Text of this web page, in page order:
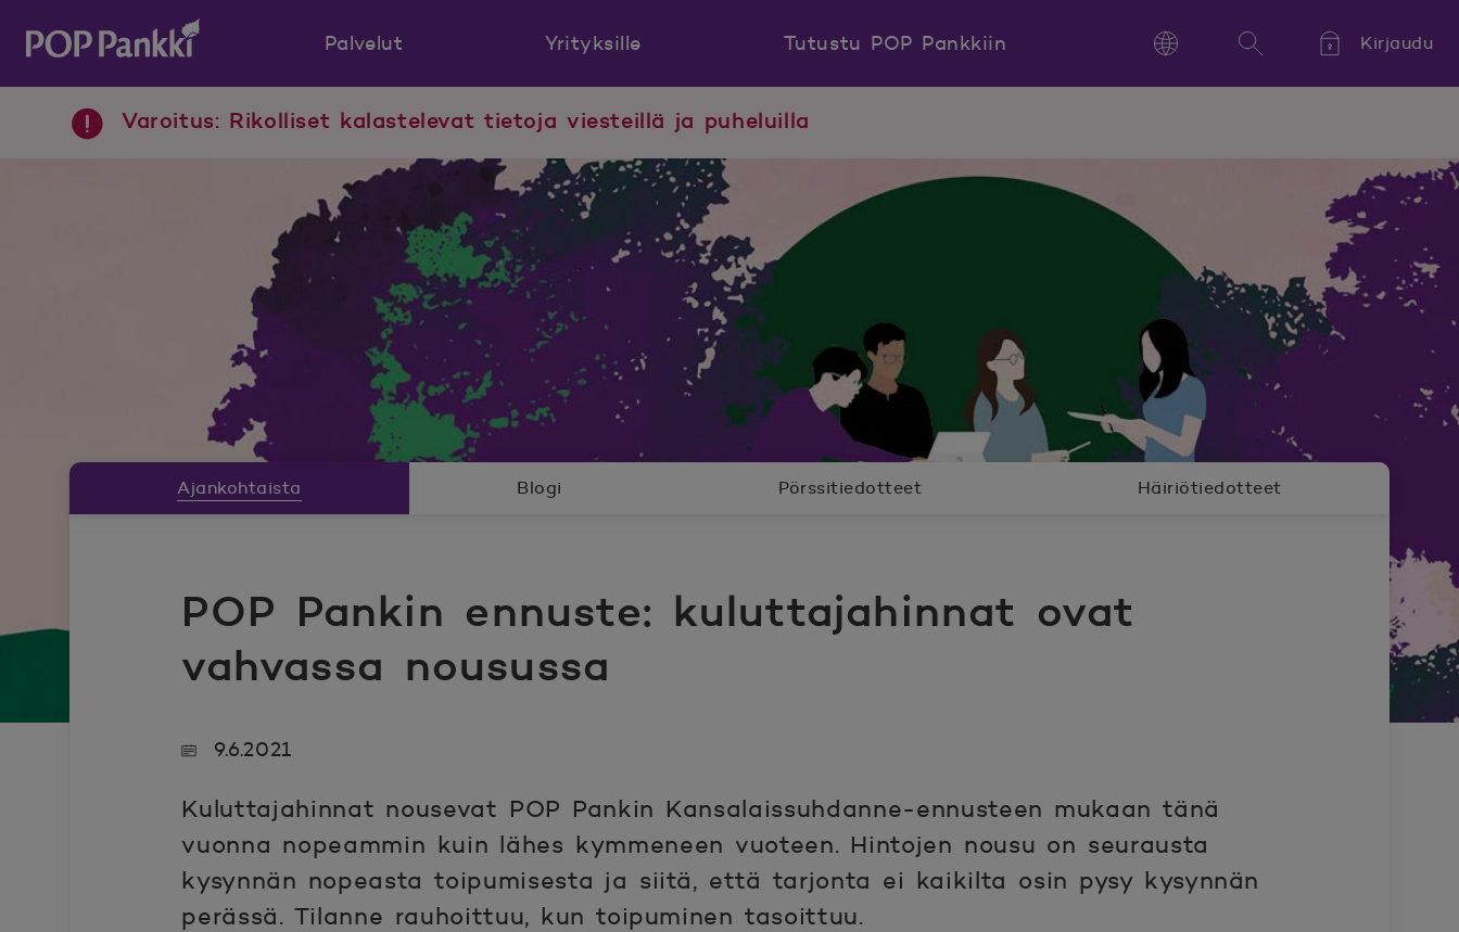
POP Pankki, etusivulle
Palvelut Yrityksille
Tutustu POP Pankkiin
Kieli,
Language Hae
Kirjaudu
Varoitus: Rikolliset kalastelevat tietoja viesteillä ja puheluilla
POP Pankin ennuste: kuluttajahinnat ovat
vahvassa nousussa
Uutishuoneen valikko
Ajankohtaista Blogi Pörssitiedotteet Häiriötiedotteet
9.6.2021
Kuluttajahinnat nousevat POP Pankin Kansalaissuhdanne-ennusteen mukaan tänä
vuonna nopeammin kuin lähes kymmeneen vuoteen. Hintojen nousu on seurausta
kysynnän nopeasta toipumisesta ja siitä, että tarjonta ei kaikilta osin pysy kysynnän
perässä. Tilanne rauhoittuu, kun toipuminen tasoittuu.